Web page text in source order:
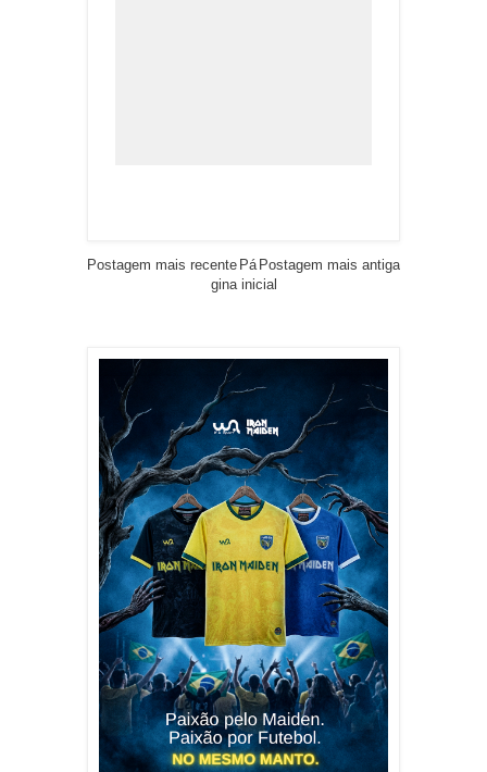
Postagem mais recente Postagem mais antiga
Pá
gina inicial